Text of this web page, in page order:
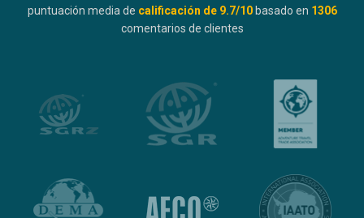
puntuación media de calificación de 9.7/10 basado en 1306
comentarios de clientes